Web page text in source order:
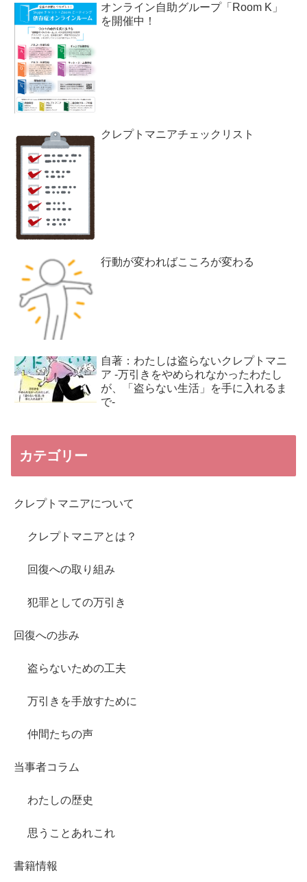
オンライン自助グループ「Room K」
を開催中！
クレプトマニアチェックリスト
行動が変わればこころが変わる
自著：わたしは盗らないクレプトマニ
ア -万引きをやめられなかったわたし
が、「盗らない生活」を手に入れるま
で-
カテゴリー
クレプトマニアについて
クレプトマニアとは？
回復への取り組み
犯罪としての万引き
回復への歩み
盗らないための工夫
万引きを手放すために
仲間たちの声
当事者コラム
わたしの歴史
思うことあれこれ
書籍情報